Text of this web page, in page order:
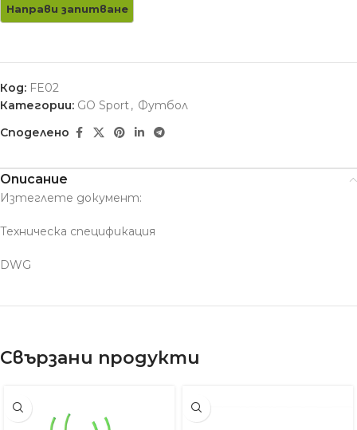
Код: FE02
Категории: GO Sport, Футбол
Споделено
Описание
Изтеглете документ:
Техническа спецификация
DWG
Свързани продукти